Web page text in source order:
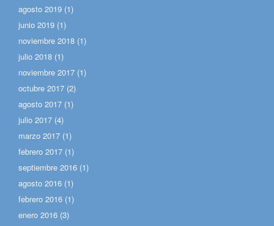
agosto 2019 (1)
junio 2019 (1)
noviembre 2018 (1)
julio 2018 (1)
noviembre 2017 (1)
octubre 2017 (2)
agosto 2017 (1)
julio 2017 (4)
marzo 2017 (1)
febrero 2017 (1)
septiembre 2016 (1)
agosto 2016 (1)
febrero 2016 (1)
enero 2016 (3)